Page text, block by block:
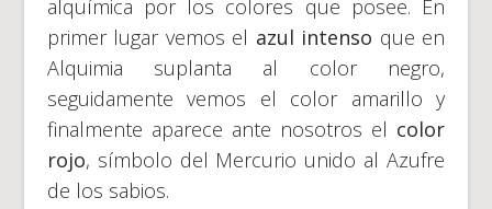
alquímica por los colores que posee. En
primer lugar vemos el azul intenso que en
Alquimia suplanta al color negro,
seguidamente vemos el color amarillo y
finalmente aparece ante nosotros el color
rojo, símbolo del Mercurio unido al Azufre
de los sabios.